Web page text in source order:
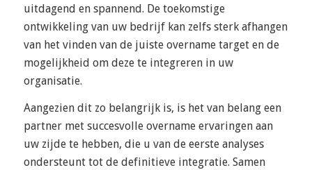
uitdagend en spannend. De toekomstige
ontwikkeling van uw bedrijf kan zelfs sterk afhangen
van het vinden van de juiste overname target en de
mogelijkheid om deze te integreren in uw
organisatie.
Aangezien dit zo belangrijk is, is het van belang een
partner met succesvolle overname ervaringen aan
uw zijde te hebben, die u van de eerste analyses
ondersteunt tot de definitieve integratie. Samen